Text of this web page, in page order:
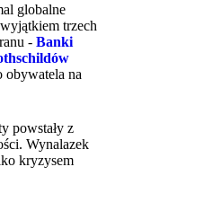
globalne
trzech
- Banki
obywatela na
powstały z
Wynalazek
kryzysem